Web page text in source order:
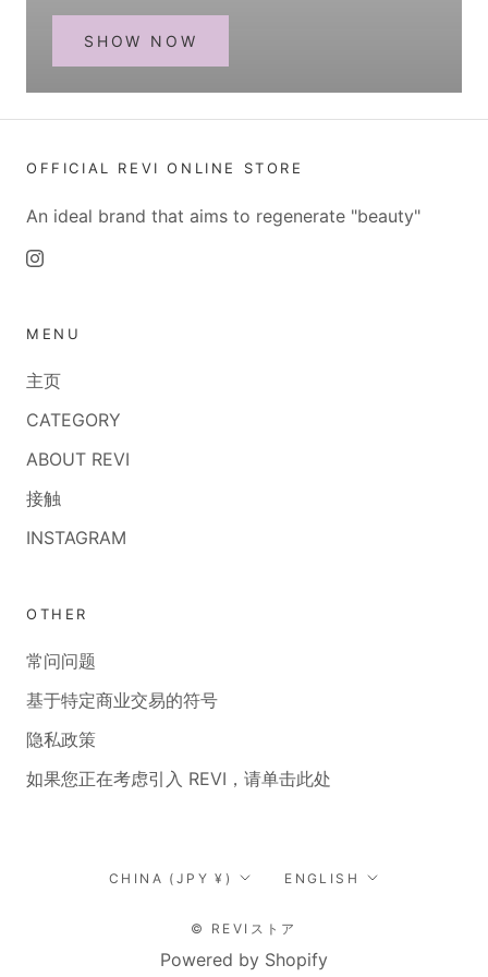
SHOW NOW
OFFICIAL REVI ONLINE STORE
An ideal brand that aims to regenerate "beauty"
MENU
主页
CATEGORY
ABOUT REVI
接触
INSTAGRAM
OTHER
常问问题
基于特定商业交易的符号
隐私政策
如果您正在考虑引入 REVI，请单击此处
Country/region
CHINA (JPY ¥) Language
ENGLISH
© REVIストア
Powered by Shopify